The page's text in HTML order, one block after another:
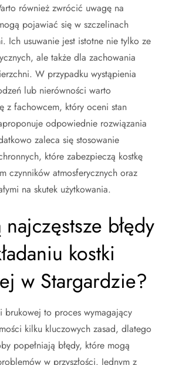
również zwrócić uwagę na
pojawiać się w szczelinach
Ich usuwanie jest istotne nie tylko ze
ale także dla zachowania
W przypadku wystąpienia
lub nierówności warto
z fachowcem, który oceni stan
odpowiednie rozwiązania
zaleca się stosowanie
które zabezpieczą kostkę
czynników atmosferycznych oraz
na skutek użytkowania.
najczęstsze błędy
kostki
w Stargardzie?
brukowej to proces wymagający
kilku kluczowych zasad, dlatego
popełniają błędy, które mogą
w przyszłości. Jednym z